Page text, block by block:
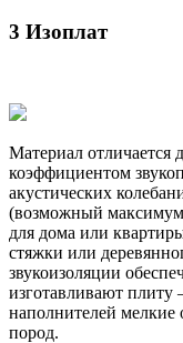
3 Изоплат
Материал
коэффициентом
акустических
(возможный максимум
для дома или
стяжки или
звукоизоляции
изготавливают плиту
наполнителей мелкие
пород.